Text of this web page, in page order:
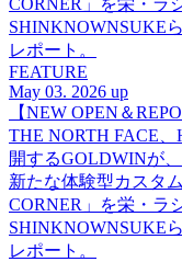
CORNER」を栄・ラ
SHINKNOWNSUKE
レポート。
FEATURE
May 03. 2026 up
【NEW OPEN＆
THE NORTH FACE
開するGOLDWINが、
新たな体験型カスタ
CORNER」を栄・ラ
SHINKNOWNSUKE
レポート。